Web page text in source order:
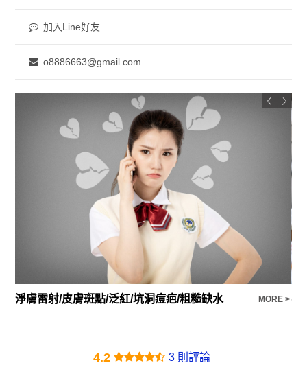
加入Line好友
o8886663@gmail.com
淨膚雷射/皮膚斑點/泛紅/坑洞痘疤/粗糙缺水 MORE >不
4.2 3 則評論